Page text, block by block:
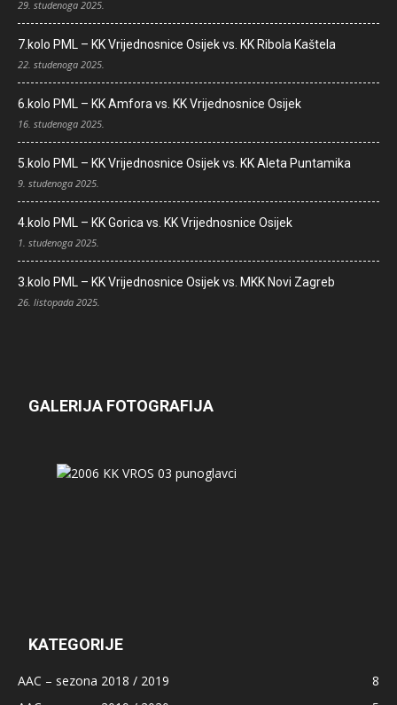
29. studenoga 2025.
7.kolo PML – KK Vrijednosnice Osijek vs. KK Ribola Kaštela
22. studenoga 2025.
6.kolo PML – KK Amfora vs. KK Vrijednosnice Osijek
16. studenoga 2025.
5.kolo PML – KK Vrijednosnice Osijek vs. KK Aleta Puntamika
9. studenoga 2025.
4.kolo PML – KK Gorica vs. KK Vrijednosnice Osijek
1. studenoga 2025.
3.kolo PML – KK Vrijednosnice Osijek vs. MKK Novi Zagreb
26. listopada 2025.
GALERIJA FOTOGRAFIJA
KATEGORIJE
AAC – sezona 2018 / 2019
8